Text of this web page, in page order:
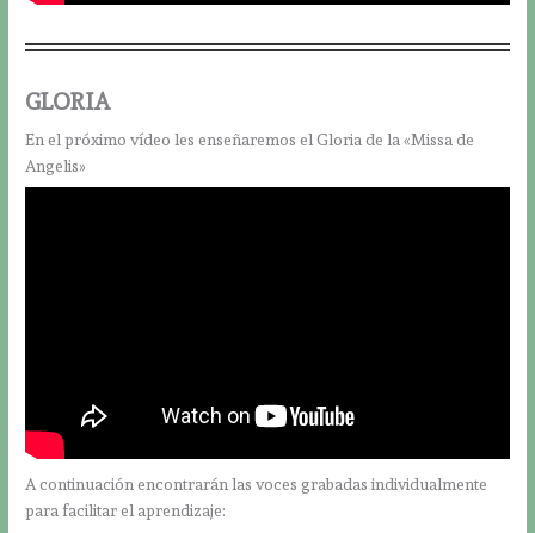
GLORIA
En el próximo vídeo les enseñaremos el Gloria de la «Missa de
Angelis»
A continuación encontrarán las voces grabadas individualmente
para facilitar el aprendizaje: